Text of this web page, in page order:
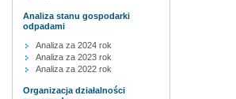
Analiza stanu gospodarki
odpadami
Analiza za 2024 rok
Analiza za 2023 rok
Analiza za 2022 rok
Organizacja działalności